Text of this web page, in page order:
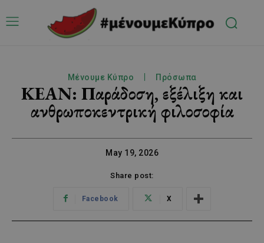
Μένουμε Κύπρο Πρόσωπα
ΚΕΑΝ: Παράδοση, εξέλιξη και
ανθρωποκεντρική φιλοσοφία
May 19, 2026
Share post:
Facebook X